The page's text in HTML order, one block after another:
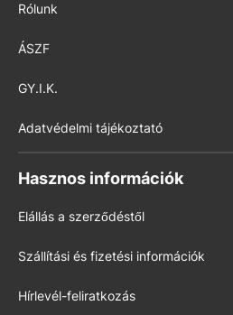
Rólunk
ÁSZF
GY.I.K.
Adatvédelmi tájékoztató
Hasznos információk
Elállás a szerződéstől
Szállítási és fizetési információk
Hírlevél-feliratkozás